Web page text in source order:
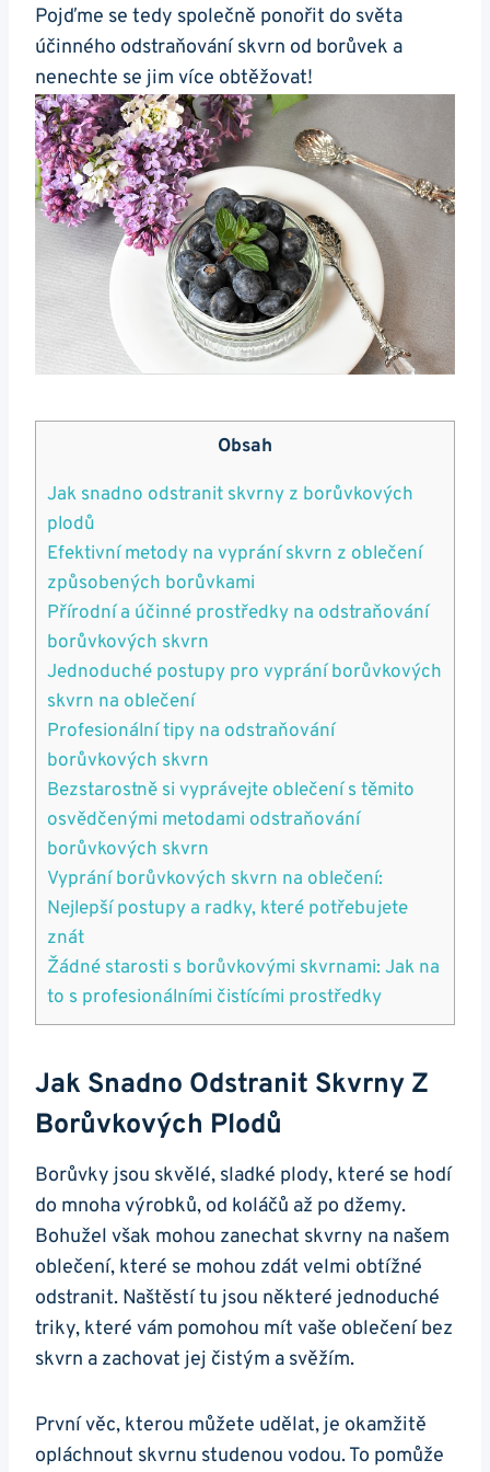
Pojďme se tedy společně ponořit do světa
účinného odstraňování skvrn od borůvek a
nenechte se jim více obtěžovat!
Obsah
Jak snadno odstranit skvrny z borůvkových
plodů
Efektivní metody na vyprání skvrn z oblečení
způsobených borůvkami
Přírodní a účinné prostředky na odstraňování
borůvkových skvrn
Jednoduché postupy pro vyprání borůvkových
skvrn na oblečení
Profesionální tipy na odstraňování
borůvkových skvrn
Bezstarostně si vyprávejte oblečení s těmito
osvědčenými metodami odstraňování
borůvkových skvrn
Vyprání borůvkových skvrn na oblečení:
Nejlepší postupy a radky, které potřebujete
znát
Žádné starosti s borůvkovými skvrnami: Jak na
to s profesionálními čistícími prostředky
Jak Snadno Odstranit Skvrny Z
Borůvkových Plodů
Borůvky jsou skvělé, sladké plody, které se hodí
do mnoha výrobků, od koláčů až po džemy.
Bohužel však mohou zanechat skvrny na našem
oblečení, které se mohou zdát velmi obtížné
odstranit. Naštěstí tu jsou některé jednoduché
triky, které vám pomohou mít vaše oblečení bez
skvrn a zachovat jej čistým a svěžím.
První věc, kterou můžete udělat, je okamžitě
opláchnout skvrnu studenou vodou. To pomůže